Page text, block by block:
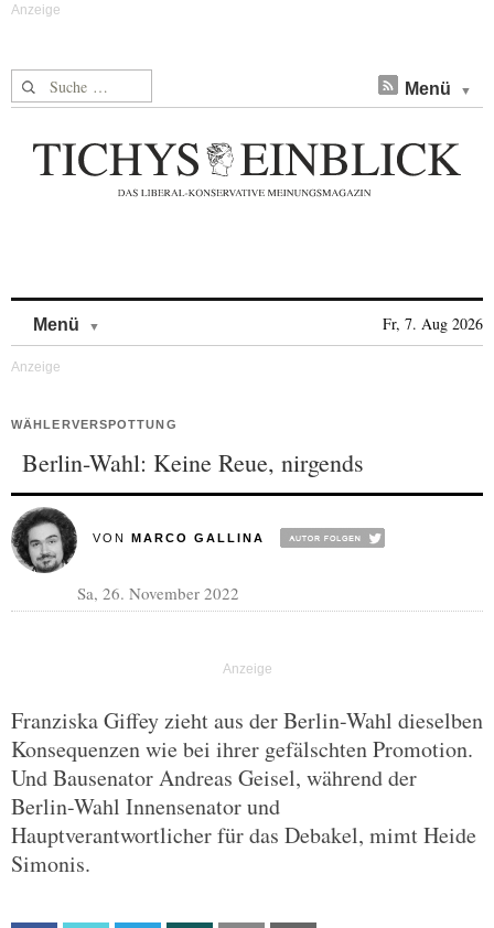
Suche nach: Menü
Menü Fr, 7. Aug 2026
WÄHLERVERSPOTTUNG
Berlin-Wahl: Keine Reue, nirgends
VON MARCO GALLINA
Sa, 26. November 2022
Franziska Giffey zieht aus der Berlin-Wahl dieselben
Konsequenzen wie bei ihrer gefälschten Promotion.
Und Bausenator Andreas Geisel, während der
Berlin-Wahl Innensenator und
Hauptverantwortlicher für das Debakel, mimt Heide
Simonis.